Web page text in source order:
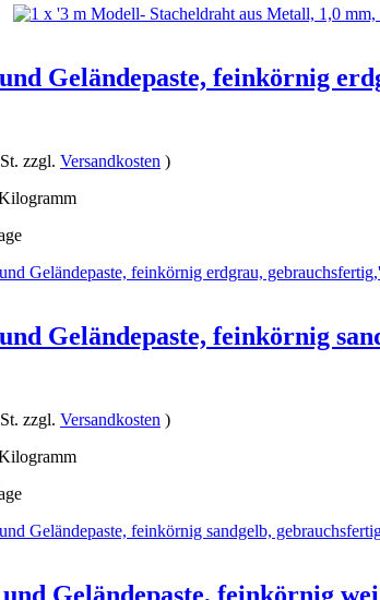
Geländepaste, feinkörnig
zzgl. Versandkosten )
Geländepaste, feinkörnig
zzgl. Versandkosten )